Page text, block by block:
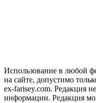
Использование в любой
на сайте, допустимо
ex-farisey.com. Редакция
информации. Редакция